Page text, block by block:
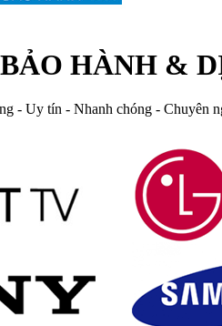
HÀNH &
- Uy tín - Nhanh chóng - Chuyên